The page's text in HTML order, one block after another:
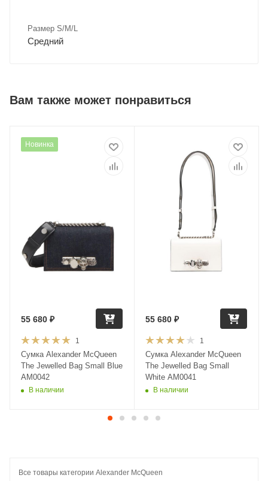
Размер S/M/L
Средний
Вам также может понравиться
Новинка
1
Сумка Alexander McQueen
The Jewelled Bag Small Blue
AM0042
В наличии
55 680 ₽
1
Сумка Alexander McQueen
The Jewelled Bag Small
White AM0041
В наличии
55 680 ₽
Все товары категории Alexander McQueen